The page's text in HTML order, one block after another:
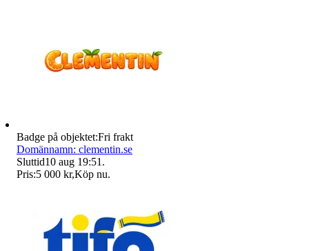
Badge på objektet:Fri frakt
Domännamn: clementin.se
Sluttid10 aug 19:51 .
Pris:5 000 kr,Köp nu.